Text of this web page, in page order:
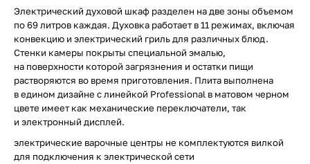
Электрический духовой шкаф разделен на две зоны объемом
по 69 литров каждая. Духовка работает в 11 режимах, включая
конвекцию и электрический гриль для различных блюд.
Стенки камеры покрыты специальной эмалью,
на поверхности которой загрязнения и остатки пищи
растворяются во время приготовления. Плита выполнена
в едином дизайне с линейкой Professional в матовом черном
цвете имеет как механические переключатели, так
и электронный дисплей.
электрические варочные центры не комплектуются вилкой
для подключения к электрической сети